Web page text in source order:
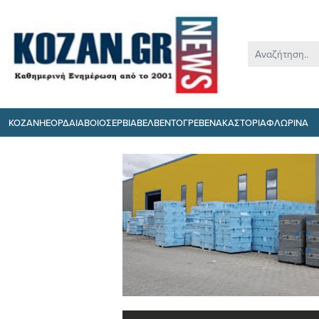
ΚΟΖΑΝΗΕΟΡΔΑΙΑΒΟΙΟΣΕΡΒΙΑΒΕΛΒΕΝΤΟΓΡΕΒΕΝΑΚΑΣΤΟΡΙΑΦΛΩΡΙΝΑ